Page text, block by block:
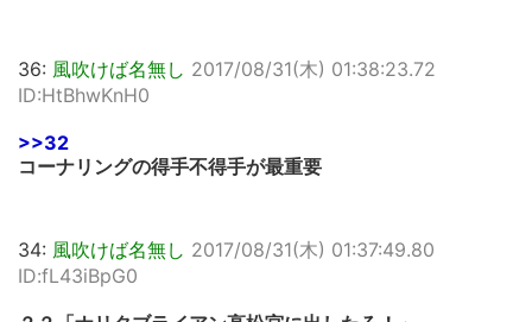
36: 風吹けば名無し 2017/08/31(木) 01:38:23.72
ID:HtBhwKnH0
>>32
コーナリングの得手不得手が最重要
34: 風吹けば名無し 2017/08/31(木) 01:37:49.80
ID:fL43iBpG0